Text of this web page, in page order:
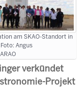
am SKAO-Standort in
Angus
verkündet
Projekt